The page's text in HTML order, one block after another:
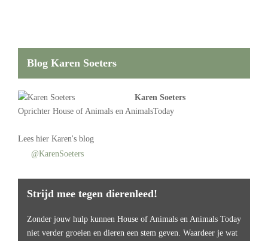
Blog Karen Soeters
Karen Soeters
Oprichter House of Animals en AnimalsToday
Lees hier Karen's blog
@KarenSoeters
Strijd mee tegen dierenleed!
Zonder jouw hulp kunnen House of Animals en Animals Today
niet verder groeien en dieren een stem geven. Waardeer je wat